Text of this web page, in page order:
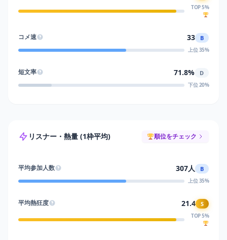
TOP 5%
コメ速 33 B
上位 35%
短文率 71.8% D
下位 20%
リスナー・熱量 (1枠平均) 順位をチェック
平均参加人数 307人 B
上位 35%
平均熱狂度 21.4 S
TOP 5%